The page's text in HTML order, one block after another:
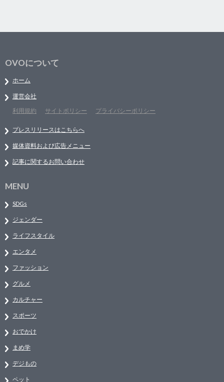
OVOについて
ホーム
運営会社
利用規約
サイトポリシー プライバシーポリシー
プレスリリースはこちらへ
媒体資料および広告メニュー
記事に関するお問い合わせ
MENU
SDGs
ジェンダー
ライフスタイル
エンタメ
ファッション
グルメ
カルチャー
スポーツ
おでかけ
まめ学
デジもの
ペット